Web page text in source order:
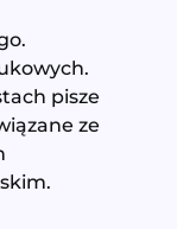
pisze
ze